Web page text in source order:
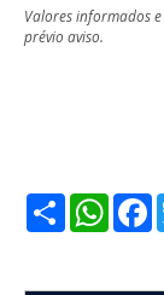
Valores informados
prévio aviso.
Share